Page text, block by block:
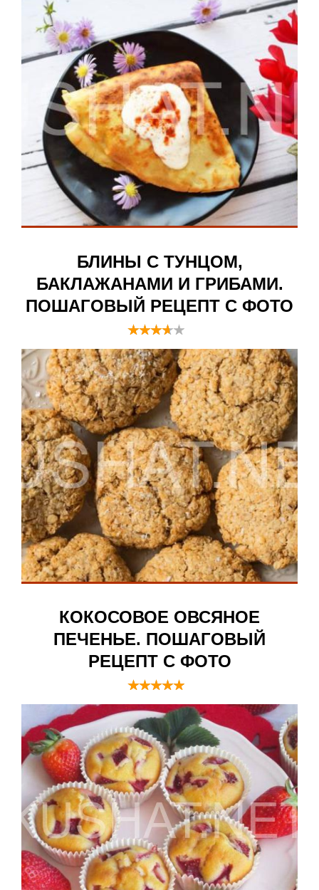
БЛИНЫ С ТУНЦОМ,
БАКЛАЖАНАМИ И ГРИБАМИ.
ПОШАГОВЫЙ РЕЦЕПТ С ФОТО
КОКОСОВОЕ ОВСЯНОЕ
ПЕЧЕНЬЕ. ПОШАГОВЫЙ
РЕЦЕПТ С ФОТО